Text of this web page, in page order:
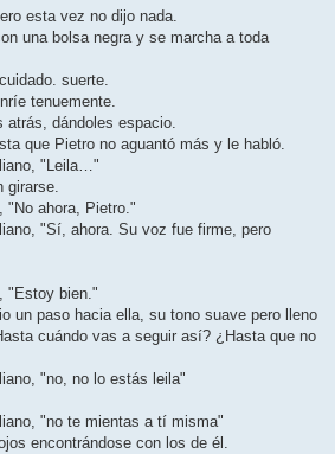
esta vez no dijo nada.
una bolsa negra y se marcha a toda
suerte.
tenuemente.
atrás, dándoles espacio.
que Pietro no aguantó más y le habló.
"Leila…"
girarse.
"No ahora, Pietro."
"Sí, ahora. Su voz fue firme, pero
"Estoy bien."
un paso hacia ella, su tono suave pero lleno
cuándo vas a seguir así? ¿Hasta que no
"no, no lo estás leila"
"no te mientas a tí misma"
encontrándose con los de él.